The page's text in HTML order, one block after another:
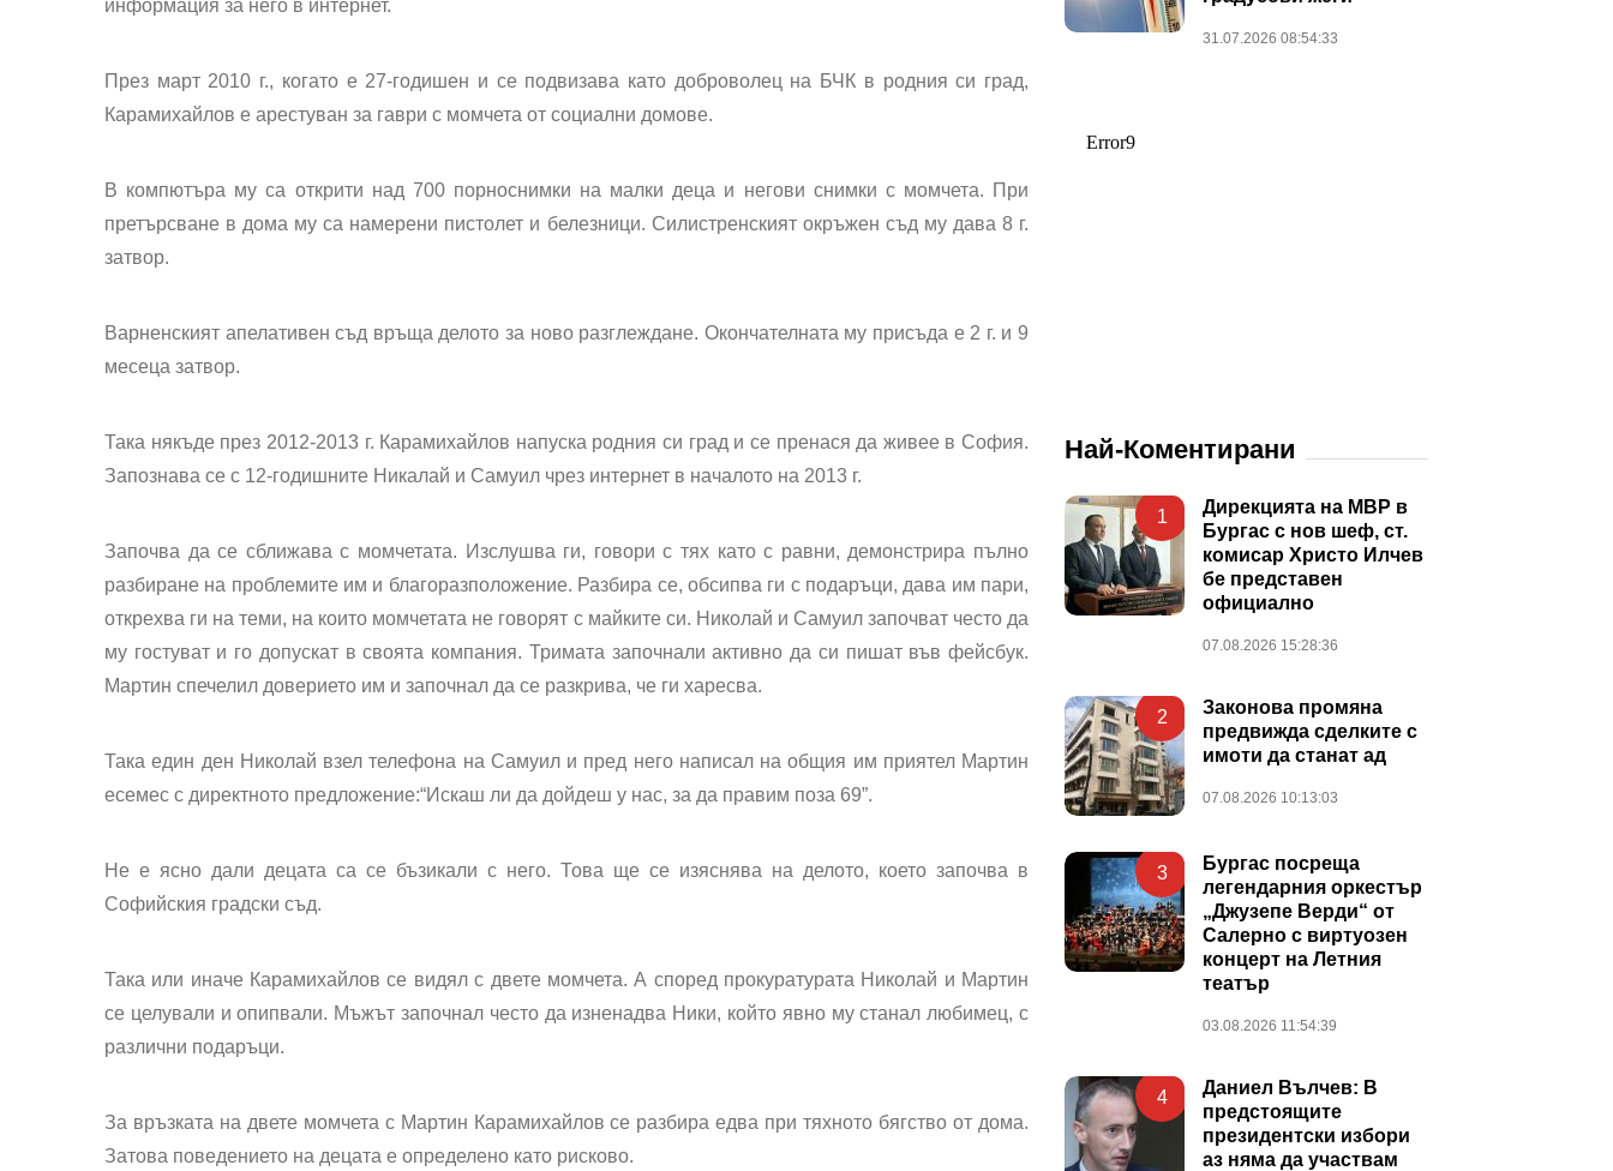
информация за него в интернет.
През март 2010 г., когато е 27-годишен и се подвизава като доброволец на БЧК в родния си град,
Карамихайлов е арестуван за гаври с момчета от социални домове.
В компютъра му са открити над 700 порноснимки на малки деца и негови снимки с момчета. При
претърсване в дома му са намерени пистолет и белезници. Силистренският окръжен съд му дава 8 г.
затвор.
Варненският апелативен съд връща делото за ново разглеждане. Окончателната му присъда е 2 г. и 9
месеца затвор.
Така някъде през 2012-2013 г. Карамихайлов напуска родния си град и се пренася да живее в София.
Запознава се с 12-годишните Никалай и Самуил чрез интернет в началото на 2013 г.
Започва да се сближава с момчетата. Изслушва ги, говори с тях като с равни, демонстрира пълно
разбиране на проблемите им и благоразположение. Разбира се, обсипва ги с подаръци, дава им пари,
открехва ги на теми, на които момчетата не говорят с майките си. Николай и Самуил започват често да
му гостуват и го допускат в своята компания. Тримата започнали активно да си пишат във фейсбук.
Мартин спечелил доверието им и започнал да се разкрива, че ги харесва.
Така един ден Николай взел телефона на Самуил и пред него написал на общия им приятел Мартин
есемес с директното предложение:“Искаш ли да дойдеш у нас, за да правим поза 69”.
Не е ясно дали децата са се бъзикали с него. Това ще се изяснява на делото, което започва в
Софийския градски съд.
Така или иначе Карамихайлов се видял с двете момчета. А според прокуратурата Николай и Мартин
се целували и опипвали. Мъжът започнал често да изненадва Ники, който явно му станал любимец, с
различни подаръци.
За връзката на двете момчета с Мартин Карамихайлов се разбира едва при тяхното бягство от дома.
Затова поведението на децата е определено като рисково.
31.07.2026 08:54:33
Най-Коментирани
1
Дирекцията на МВР в
Бургас с нов шеф, ст.
комисар Христо Илчев
бе представен
официално
07.08.2026 15:28:36
2
Законова промяна
предвижда сделките с
имоти да станат ад
07.08.2026 10:13:03
3
Бургас посреща
легендарния оркестър
„Джузепе Верди“ от
Салерно с виртуозен
концерт на Летния
театър
03.08.2026 11:54:39
4
Даниел Вълчев: В
предстоящите
президентски избори
аз няма да участвам